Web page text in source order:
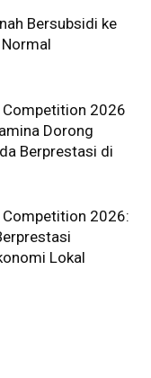
Bersubsidi ke
2026
Dorong
Berprestasi di
2026:
Lokal